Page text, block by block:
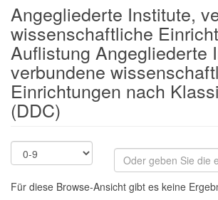
Angegliederte Institute,
wissenschaftliche
Auflistung Angegliederte
verbundene
Einrichtungen nach
(DDC)
Für diese Browse-Ansicht gibt es keine